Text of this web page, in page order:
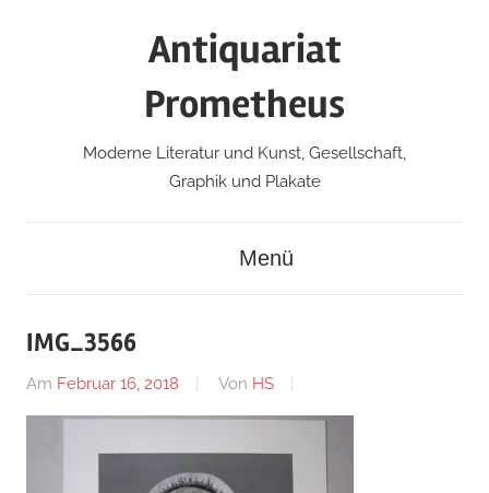
Antiquariat
Prometheus
Moderne Literatur und Kunst, Gesellschaft,
Graphik und Plakate
Menü
IMG_3566
Am Februar 16, 2018 Von HS